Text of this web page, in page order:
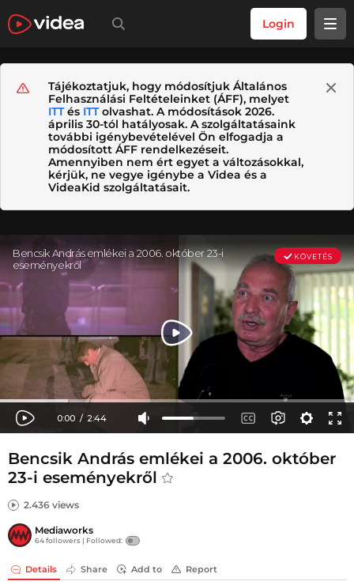
Login
Tájékoztatjuk, hogy módosítjuk Általános
Felhasználási Feltételeinket (ÁFF), melyet
ITTés ITTolvashat. A módosítások 2026.
április 30-tól hatályosak. A szolgáltatásaink
további igénybevételével Ön elfogadja a
módosított ÁFF rendelkezéseit.
Amennyiben nem ért egyet a változásokkal,
kérjük, ne vegye igénybe a Videa és a
VideaKid szolgáltatásait.
Bencsik András emlékei a 2006. október
23-i eseményekről
2.436 views
Mediaworks
64 followers | Followed:
Details Share Add to Report